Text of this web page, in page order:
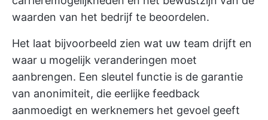
waarden van het bedrijf te beoordelen.
Het laat bijvoorbeeld zien wat uw team drijft en
waar u mogelijk veranderingen moet
aanbrengen. Een sleutel functie is de garantie
van anonimiteit, die eerlijke feedback
aanmoedigt en werknemers het gevoel geeft